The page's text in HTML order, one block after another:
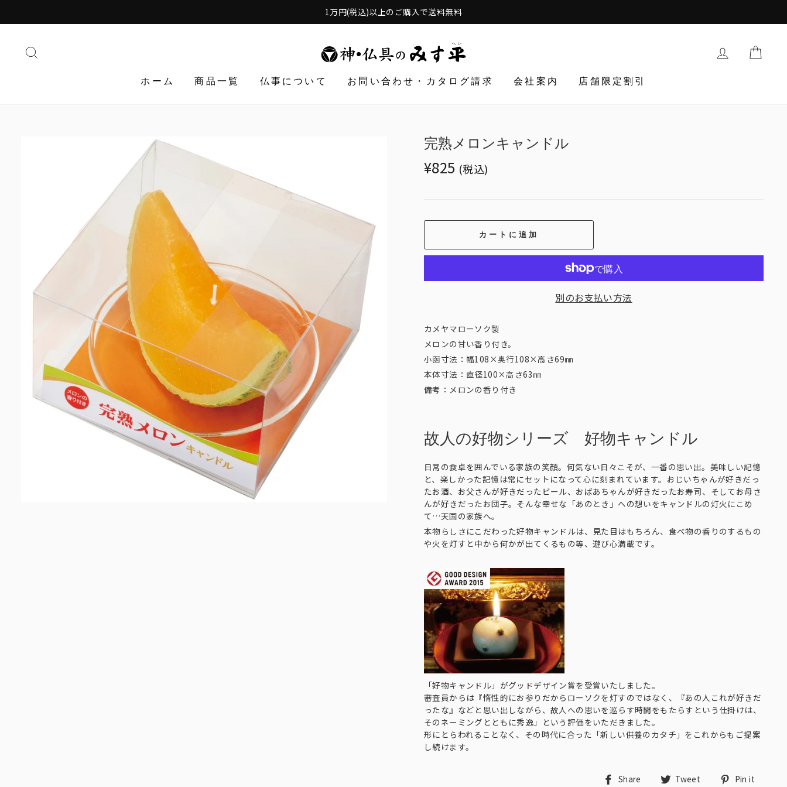
missing:
1万円(税込)以上のご購入で送料無料
購入履歴・
ホーム 商品一覧 仏事について お問い合わせ・カタログ請求 会社案内 店舗限定割引
完熟メロンキャンドル
Translation
missing:
¥825 (税込)
カートに追加
別のお支払い方法
カメヤマローソク製
メロンの甘い香り付き。
小函寸法：幅108×奥行108×高さ69㎜
本体寸法：直径100×高さ63㎜
備考：メロンの香り付き
故人の好物シリーズ 好物キャンドル
日常の食卓を囲んでいる家族の笑顔。何気ない日々こそが、一番の思い出。美味しい記憶
と、楽しかった記憶は常にセットになって心に刻まれています。おじいちゃんが好きだっ
たお酒、お父さんが好きだったビール、おばあちゃんが好きだったお寿司、そしてお母さ
んが好きだったお団子。そんな幸せな「あのとき」への想いをキャンドルの灯火にこめ
て…天国の家族へ。
本物らしさにこだわった好物キャンドルは、見た目はもちろん、食べ物の香りのするもの
や火を灯すと中から何かが出てくるもの等、遊び心満載です。
「好物キャンドル」がグッドデザイン賞を受賞いたしました。
審査員からは『惰性的にお参りだからローソクを灯すのではなく、『あの人これが好きだ
ったな』などと思い出しながら、故人への思いを巡らす時間をもたらすという仕掛けは、
そのネーミングとともに秀逸」という評価をいただきました。
形にとらわれることなく、その時代に合った「新しい供養のカタチ」をこれからもご提案
し続けます。
Share
Share Tweet
TweetPin it